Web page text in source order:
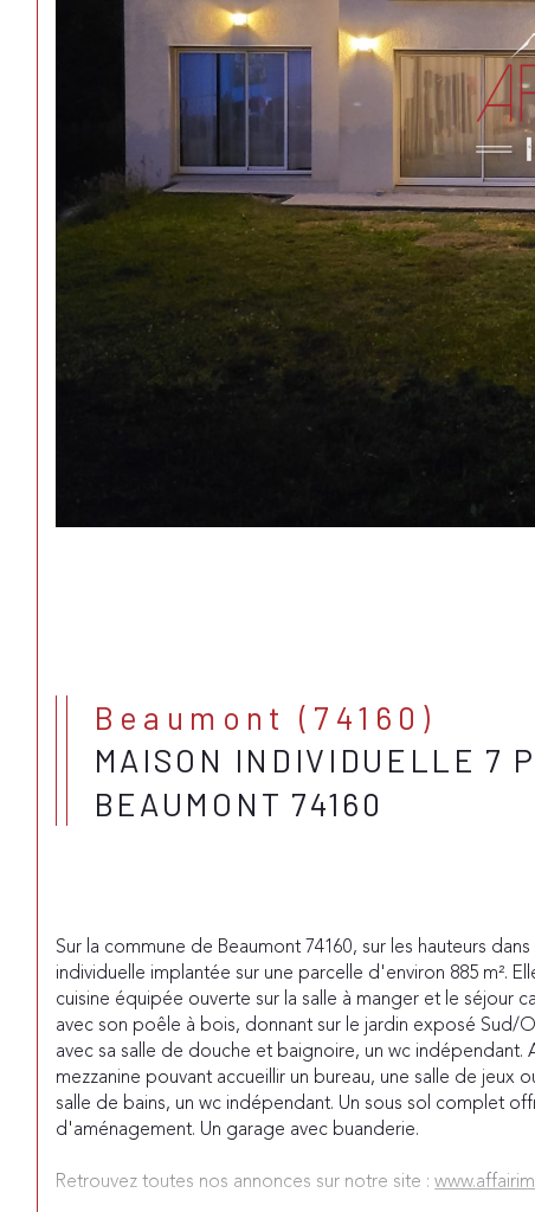
Beaumont (74160)
MAISON INDIVIDUELLE 7
BEAUMONT 74160
Sur la commune de Beaumont 74160, sur les hauteurs
individuelle implantée sur une parcelle d'environ 885 m².
cuisine équipée ouverte sur la salle à manger et le séjour
avec son poêle à bois, donnant sur le jardin exposé Sud/
avec sa salle de douche et baignoire, un wc indépendant.
mezzanine pouvant accueillir un bureau, une salle de jeux
salle de bains, un wc indépendant. Un sous sol complet
d'aménagement. Un garage avec buanderie.
Retrouvez toutes nos annonces sur notre site :